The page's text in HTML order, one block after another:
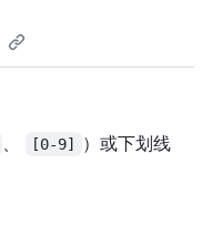
、 [0-9]
）或下划线